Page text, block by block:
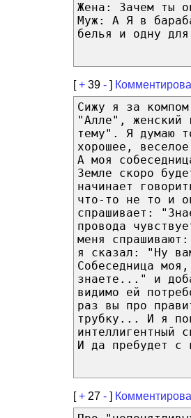
Жена: Зачем ты
Муж: А Я в
белья и одну
[+ 39 - ]
Сижу я за
"Алле", женский
тему". Я думаю
хорошее,
А моя
Земле скоро
начинает
что-то не то и
спрашивает:
провода
меня
я сказал: "Ну
Собеседница
знаете..." и
видимо ей
раз вы про
трубку... И я
интеллигентный
И да пребудет с
[+ 27 - ]